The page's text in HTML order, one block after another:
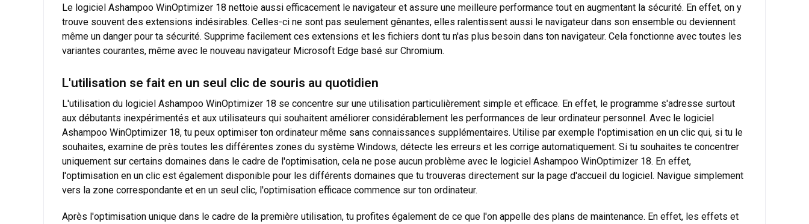
Le logiciel Ashampoo WinOptimizer 18 nettoie aussi efficacement le navigateur et assure une meilleure performance tout en augmentant la sécurité. En effet, on y
trouve souvent des extensions indésirables. Celles-ci ne sont pas seulement gênantes, elles ralentissent aussi le navigateur dans son ensemble ou deviennent
même un danger pour ta sécurité. Supprime facilement ces extensions et les fichiers dont tu n'as plus besoin dans ton navigateur. Cela fonctionne avec toutes les
variantes courantes, même avec le nouveau navigateur Microsoft Edge basé sur Chromium.
L'utilisation se fait en un seul clic de souris au quotidien
L'utilisation du logiciel Ashampoo WinOptimizer 18 se concentre sur une utilisation particulièrement simple et efficace. En effet, le programme s'adresse surtout
aux débutants inexpérimentés et aux utilisateurs qui souhaitent améliorer considérablement les performances de leur ordinateur personnel. Avec le logiciel
Ashampoo WinOptimizer 18, tu peux optimiser ton ordinateur même sans connaissances supplémentaires. Utilise par exemple l'optimisation en un clic qui, si tu le
souhaites, examine de près toutes les différentes zones du système Windows, détecte les erreurs et les corrige automatiquement. Si tu souhaites te concentrer
uniquement sur certains domaines dans le cadre de l'optimisation, cela ne pose aucun problème avec le logiciel Ashampoo WinOptimizer 18. En effet,
l'optimisation en un clic est également disponible pour les différents domaines que tu trouveras directement sur la page d'accueil du logiciel. Navigue simplement
vers la zone correspondante et en un seul clic, l'optimisation efficace commence sur ton ordinateur.
Après l'optimisation unique dans le cadre de la première utilisation, tu profites également de ce que l'on appelle des plans de maintenance. En effet, les effets et